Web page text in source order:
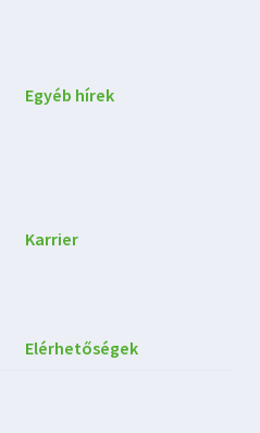
Egyéb hírek
Karrier
Elérhetőségek